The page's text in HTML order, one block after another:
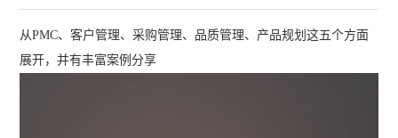
从PMC、客户管理、采购管理、品质管理、产品规划这五个方面
展开，并有丰富案例分享